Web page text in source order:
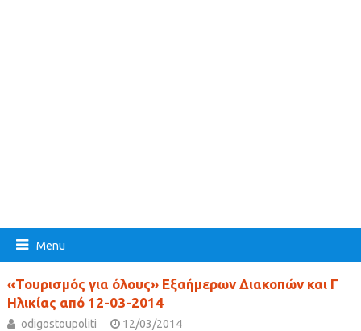
Menu
«Τουρισμός για όλους» Εξαήμερων Διακοπών και Γ
Ηλικίας από 12-03-2014
odigostoupoliti
12/03/2014